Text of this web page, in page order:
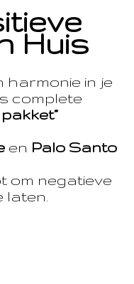
Huis
harmonie in je
complete
pakket”
en Palo Santo
om negatieve
laten.